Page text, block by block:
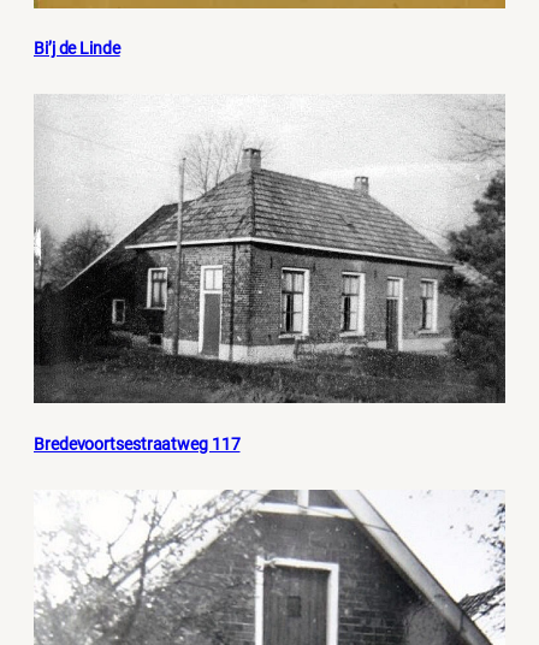
Bi’j de Linde
Bredevoortsestraatweg 117